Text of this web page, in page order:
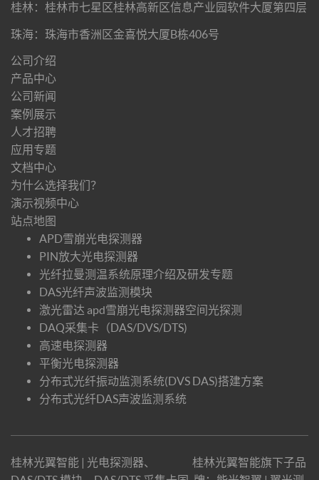
桂林：桂林市七星区桂林高新区信息产业园软件大厦第四层
珠海：珠海市香洲区金喜悦大厦B栋406号
公司介绍
产品中心
公司新闻
案例展示
人才招聘
应用专题
文档中心
为什么选择我们？
演示视频中心
站点地图
APD雪崩光电探测器
PIN放大光电探测器
光纤拉曼测温系统原理介绍及研发专题
DAS光纤声波监测模块
激光雷达 apd雪崩光电探测器空间光探测
DAQ采集卡（DAS/DVS/DTS)
高速电探测器
平衡光电探测器
分布式光纤振动监测系统(DVS DAS)搭建方案
分布式光纤DAS声波监测系统
桂林光翼智能 | 光电探测器、
桂林光翼智能旗下子品